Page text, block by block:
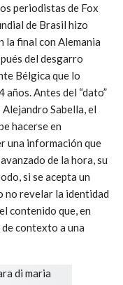
periodistas de Fox
de Brasil hizo
la final con Alemania
del desgarro
Bélgica que lo
años. Antes del “dato”
Sabella, el
hacerse en
una información que
de la hora, su
si se acepta un
no revelar la identidad
contenido que, en
contexto a una